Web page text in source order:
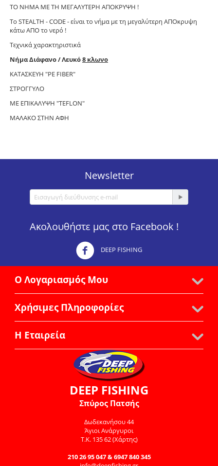
ΤO NHMA ME TH MEΓΑΛΥΤΕΡΗ ΑΠΟΚΡΥΨΗ !
Το STEALTH - CODE - είναι το νήμα με τη μεγαλύτερη ΑΠΟκρυψη
κάτω ΑΠΟ το νερό !
Τεχνικά χαρακτηριστικά
Νήμα Διάφανο / Λευκό8 κλωνο
ΚΑΤΑΣΚΕΥΗ "PE FIBER"
ΣΤΡΟΓΓΥΛΟ
ΜΕ ΕΠΙΚΑΛΥΨΗ "TEFLON"
ΜΑΛΑΚΟ ΣΤΗΝ ΑΦΗ
Newsletter
Ακολουθήστε μας στο Facebook !
DEEP FISHING
Ο Λογαριασμός Μου
Χρήσιμες Πληροφορίες
Η Εταιρεία
DEEP FISHING
Σπύρος Πατσής
Δωδεκανήσου 44
Άγιοι Ανάργυροι
Τ.Κ. 135 62(Χάρτης)
210 26 95 047 & 6947 840 345